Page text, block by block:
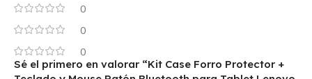
0
0
0
Sé el primero en valorar “Kit Case Forro Protector +